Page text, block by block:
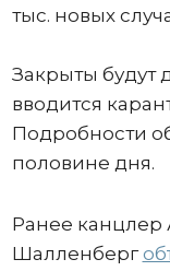
тыс. новых
Закрыты будут
вводится
Подробности
половине дня.
Ранее канцлер
Шалленберг